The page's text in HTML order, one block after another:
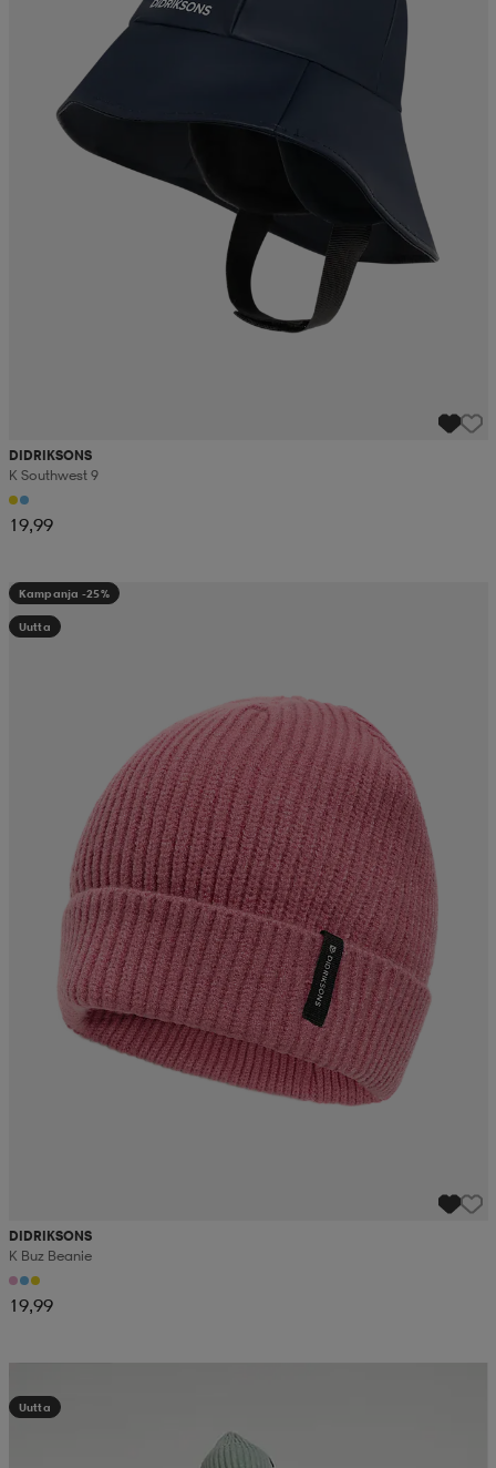
DIDRIKSONS
K Southwest 9
19,99
Kampanja -25%
Uutta
DIDRIKSONS
K Buz Beanie
19,99
Uutta